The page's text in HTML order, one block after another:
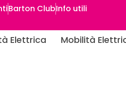
Barton ClubInfo utili
Elettrica Mobilità